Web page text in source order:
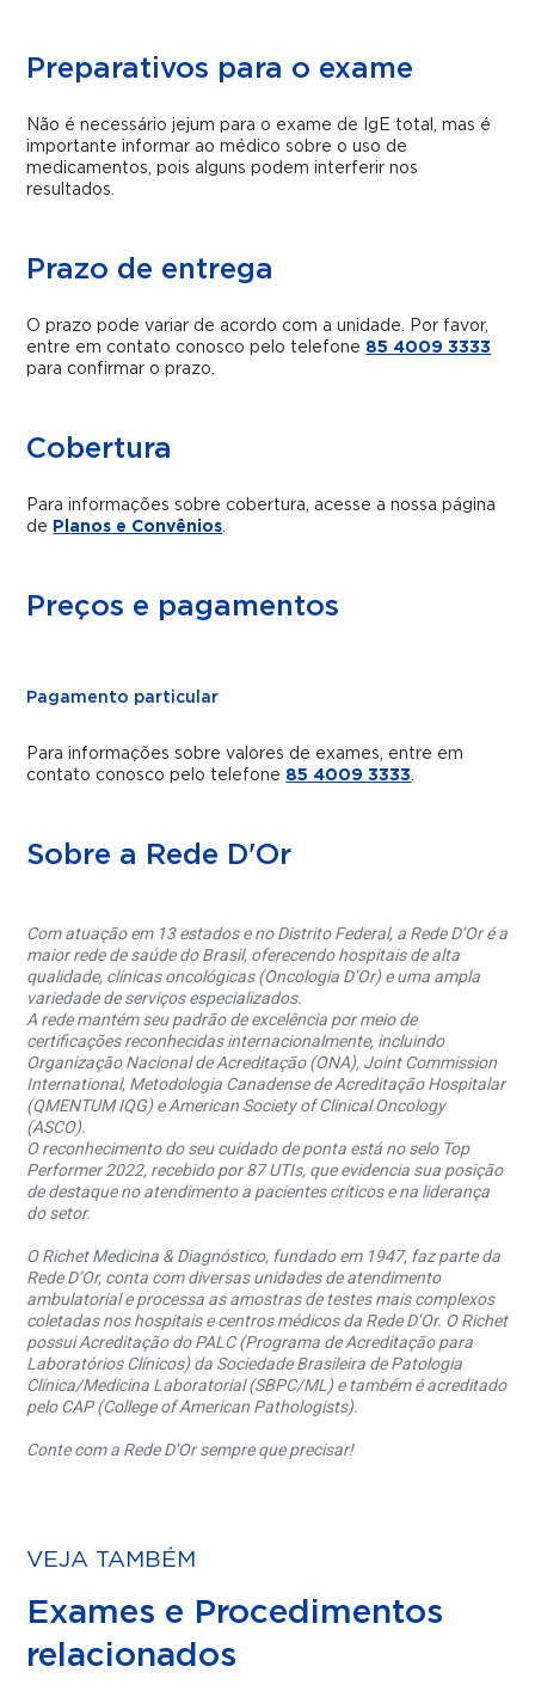
Preparativos para o exame
Não é necessário jejum para o exame de IgE total, mas é
importante informar ao médico sobre o uso de
medicamentos, pois alguns podem interferir nos
resultados.
Prazo de entrega
O prazo pode variar de acordo com a unidade. Por favor,
entre em contato conosco pelo telefone 85 4009 3333
para confirmar o prazo.
Cobertura
Para informações sobre cobertura, acesse a nossa página
de Planos e Convênios
Preços e pagamentos
Pagamento particular
Para informações sobre valores de exames, entre em
contato conosco pelo telefone 85 4009 3333
Sobre a Rede D'Or
Com atuação em 13 estados e no Distrito Federal, a Rede D’Or é a
maior rede de saúde do Brasil, oferecendo hospitais de alta
qualidade, clínicas oncológicas (Oncologia D’Or) e uma ampla
variedade de serviços especializados.
A rede mantém seu padrão de excelência por meio de
certificações reconhecidas internacionalmente, incluindo
Organização Nacional de Acreditação (ONA), Joint Commission
International, Metodologia Canadense de Acreditação Hospitalar
(QMENTUM IQG) e American Society of Clinical Oncology
(ASCO).
O reconhecimento do seu cuidado de ponta está no selo Top
Performer 2022, recebido por 87 UTIs, que evidencia sua posição
de destaque no atendimento a pacientes críticos e na liderança
do setor.
O Richet Medicina & Diagnóstico, fundado em 1947, faz parte da
Rede D’Or, conta com diversas unidades de atendimento
ambulatorial e processa as amostras de testes mais complexos
coletadas nos hospitais e centros médicos da Rede D’Or. O Richet
possui Acreditação do PALC (Programa de Acreditação para
Laboratórios Clínicos) da Sociedade Brasileira de Patologia
Clínica/Medicina Laboratorial (SBPC/ML) e também é acreditado
pelo CAP (College of American Pathologists).
Conte com a Rede D’Or sempre que precisar!
VEJA TAMBÉM
Exames e Procedimentos
relacionados